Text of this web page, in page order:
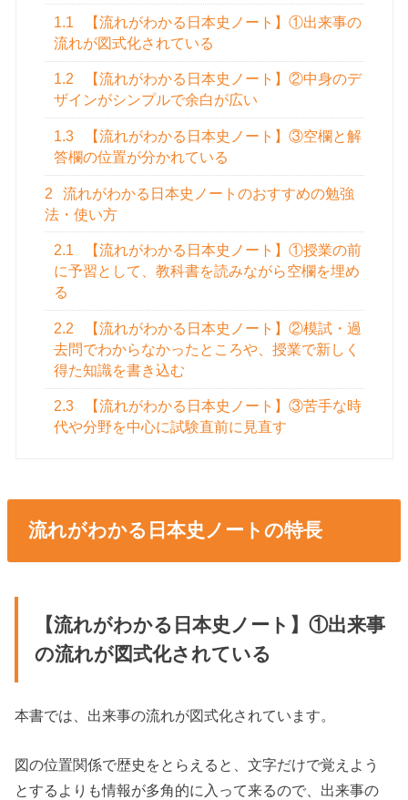
1.1
【流れがわかる日本史ノート】①出来事の
流れが図式化されている
1.2
【流れがわかる日本史ノート】②中身のデ
ザインがシンプルで余白が広い
1.3
【流れがわかる日本史ノート】③空欄と解
答欄の位置が分かれている
2
流れがわかる日本史ノートのおすすめの勉強
法・使い方
2.1
【流れがわかる日本史ノート】①授業の前
に予習として、教科書を読みながら空欄を埋め
る
2.2
【流れがわかる日本史ノート】②模試・過
去問でわからなかったところや、授業で新しく
得た知識を書き込む
2.3
【流れがわかる日本史ノート】③苦手な時
代や分野を中心に試験直前に見直す
流れがわかる日本史ノートの特長
【流れがわかる日本史ノート】①出来事
の流れが図式化されている
本書では、出来事の流れが図式化されています。
図の位置関係で歴史をとらえると、文字だけで覚えよう
とするよりも情報が多角的に入って来るので、出来事の